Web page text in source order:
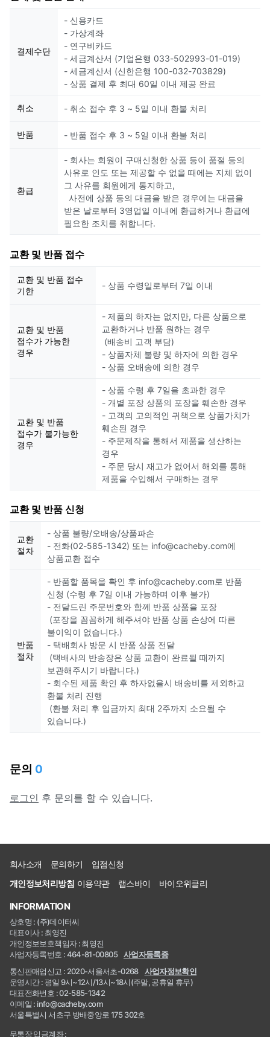
결제수단
- 신용카드
- 가상계좌
- 연구비카드
- 세금계산서 (기업은행 033-502993-01-019)
- 세금계산서 (신한은행 100-032-703829)
- 상품 결제 후 최대 60일 이내 제공 완료
취소 - 취소 접수 후 3 ~ 5일 이내 환불 처리
반품 - 반품 접수 후 3 ~ 5일 이내 환불 처리
환급
- 회사는 회원이 구매신청한 상품 등이 품절 등의
사유로 인도 또는 제공할 수 없을 때에는 지체 없이
그 사유를 회원에게 통지하고,
사전에 상품 등의 대금을 받은 경우에는 대금을
받은 날로부터 3영업일 이내에 환급하거나 환급에
필요한 조치를 취합니다.
교환 및 반품 접수
교환 및 반품 접수
기한
- 상품 수령일로부터 7일 이내
교환 및 반품
접수가 가능한
경우
- 제품의 하자는 없지만, 다른 상품으로
교환하거나 반품 원하는 경우
(배송비 고객 부담)
- 상품자체 불량 및 하자에 의한 경우
- 상품 오배송에 의한 경우
교환 및 반품
접수가 불가능한
경우
- 상품 수령 후 7일을 초과한 경우
- 개별 포장 상품의 포장을 훼손한 경우
- 고객의 고의적인 귀책으로 상품가치가
훼손된 경우
- 주문제작을 통해서 제품을 생산하는
경우
- 주문 당시 재고가 없어서 해외를 통해
제품을 수입해서 구매하는 경우
교환 및 반품 신청
교환
절차
- 상품 불량/오배송/상품파손
- 전화(02-585-1342) 또는 info@cacheby.com에
상품교환 접수
반품
절차
- 반품할 품목을 확인 후 info@cacheby.com로 반품
신청 (수령 후 7일 이내 가능하며 이후 불가)
- 전달드린 주문번호와 함께 반품 상품을 포장
(포장을 꼼꼼하게 해주셔야 반품 상품 손상에 따른
불이익이 없습니다.)
- 택배회사 방문 시 반품 상품 전달
(택배사의 반송장은 상품 교환이 완료될 때까지
보관해주시기 바랍니다.)
- 회수된 제품 확인 후 하자없을시 배송비를 제외하고
환불 처리 진행
(환불 처리 후 입금까지 최대 2주까지 소요될 수
있습니다.)
문의 0
로그인 후 문의를 할 수 있습니다.
회사소개 문의하기
입점신청
개인정보처리방침 이용약관 랩스바이 바이오위클리
INFORMATION
상호명 : (주)데이터씨
대표이사 : 최영진
개인정보보호책임자 : 최영진
사업자등록번호 : 464-81-00805
사업자등록증
통신판매업신고 : 2020-서울서초-0268
사업자정보확인
운영시간 : 평일 9시~12시/13시~18시(주말, 공휴일 휴무)
대표전화번호 : 02-585-1342
이메일 : info@cacheby.com
서울특별시 서초구 방배중앙로 175 302호
무통장 입금계좌 :